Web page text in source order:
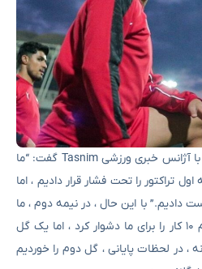
شاهین تاواکولی در مصاحبه ای با آژانس خبری ورزشی Tasnim گفت: “ما
تراکتور را تحت فشار قرار دادیم ، اما
دادیم.” با این حال ، در نیمه دوم ، ما
با تعجب به ثمر رسیدیم و انجام ۱۰ کار را برای ما دشوار کرد ، اما یک گل
، در لحظات پایانی ، گل دوم را خوردیم